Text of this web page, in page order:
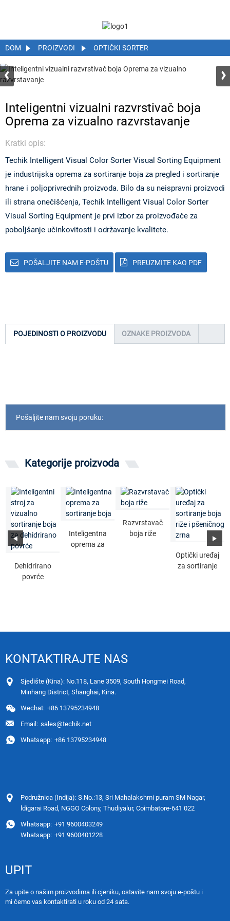
DOM PROIZVODI OPTIČKI SORTER
Inteligentni vizualni razvrstivač boja
Oprema za vizualno razvrstavanje
Kratki opis:
Techik Intelligent Visual Color Sorter Visual Sorting Equipment
je industrijska oprema za sortiranje boja za pregled i sortiranje
hrane i poljoprivrednih proizvoda. Bilo da su neispravni proizvodi
ili strana onečišćenja, Techik Intelligent Visual Color Sorter
Visual Sorting Equipment je prvi izbor za proizvođače za
poboljšanje učinkovitosti i održavanje kvalitete.
POŠALJITE NAM E-POŠTU PREUZMITE KAO PDF
POJEDINOSTI O PROIZVODU OZNAKE PROIZVODA
Pošaljite nam svoju poruku:
Kategorije proizvoda
Dehidrirano
povrće
Inteligentna
oprema za
Razvrstavač
boja riže
Optički uređaj
za sortiranje
KONTAKTIRAJTE NAS
Sjedište (Kina): No.118, Lane 3509, South Hongmei Road,
Minhang District, Shanghai, Kina.
Wechat: +86 13795234948
Email: sales@techik.net
Whatsapp: +86 13795234948
Podružnica (Indija): S.No.:13, Sri Mahalakshmi puram SM Nagar,
ldigarai Road, NGGO Colony, Thudiyalur, Coimbatore-641 022
Whatsapp: +91 9600403249
Whatsapp: +91 9600401228
UPIT
Za upite o našim proizvodima ili cjeniku, ostavite nam svoju e-poštu i
mi ćemo vas kontaktirati u roku od 24 sata.